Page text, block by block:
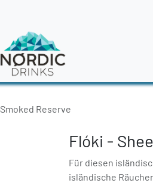
Reserve
Flóki -
Für diesen
isländische